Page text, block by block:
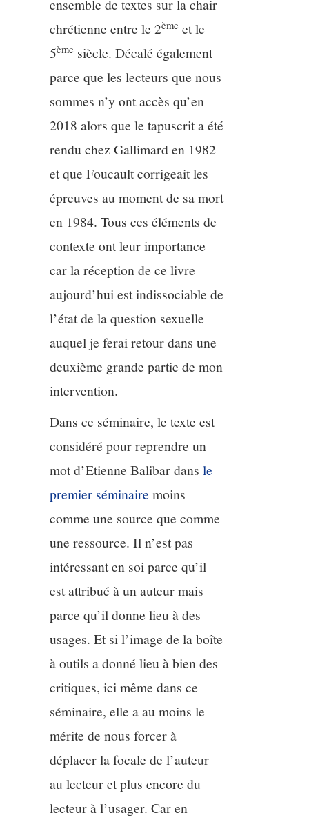
ensemble de textes sur la chair
chrétienne entre le 2ème et le
5ème siècle. Décalé également
parce que les lecteurs que nous
sommes n’y ont accès qu’en
2018 alors que le tapuscrit a été
rendu chez Gallimard en 1982
et que Foucault corrigeait les
épreuves au moment de sa mort
en 1984. Tous ces éléments de
contexte ont leur importance
car la réception de ce livre
aujourd’hui est indissociable de
l’état de la question sexuelle
auquel je ferai retour dans une
deuxième grande partie de mon
intervention.
Dans ce séminaire, le texte est
considéré pour reprendre un
mot d’Etienne Balibar dansle
premier séminaire moins
comme une source que comme
une ressource. Il n’est pas
intéressant en soi parce qu’il
est attribué à un auteur mais
parce qu’il donne lieu à des
usages. Et si l’image de la boîte
à outils a donné lieu à bien des
critiques, ici même dans ce
séminaire, elle a au moins le
mérite de nous forcer à
déplacer la focale de l’auteur
au lecteur et plus encore du
lecteur à l’usager. Car en